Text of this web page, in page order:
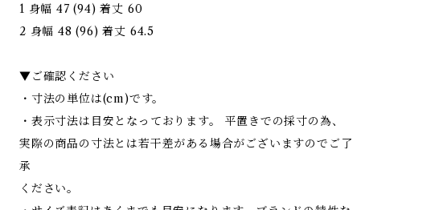
1 身幅 47 (94) 着丈 60
2 身幅 48 (96) 着丈 64.5
▼ご確認ください
・寸法の単位は(cm)です。
・表示寸法は目安となっております。 平置きでの採寸の為、
実際の商品の寸法とは若干差がある場合がございますのでご了
承
ください。